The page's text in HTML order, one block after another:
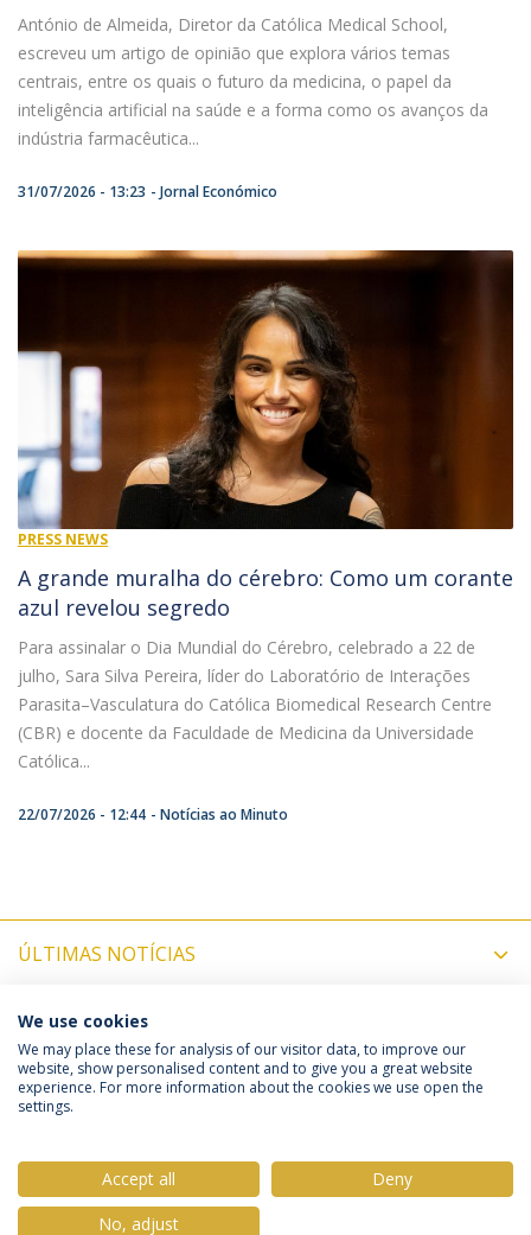
António de Almeida, Diretor da Católica Medical School,
escreveu um artigo de opinião que explora vários temas
centrais, entre os quais o futuro da medicina, o papel da
inteligência artificial na saúde e a forma como os avanços da
indústria farmacêutica...
31/07/2026 - 13:23 Jornal Económico
PRESS NEWS
A grande muralha do cérebro: Como um corante
azul revelou segredo
Para assinalar o Dia Mundial do Cérebro, celebrado a 22 de
julho, Sara Silva Pereira, líder do Laboratório de Interações
Parasita–Vasculatura do Católica Biomedical Research Centre
(CBR) e docente da Faculdade de Medicina da Universidade
Católica...
22/07/2026 - 12:44 Notícias ao Minuto
ÚLTIMAS NOTÍCIAS
PRÓXIMOS EVENTOS
Política de Privacidade
Termos & Condições
We use cookies
We may place these for analysis of our visitor data, to improve our
website, show personalised content and to give you a great website
experience. For more information about the cookies we use open the
settings.
Accept all
Deny
No, adjust